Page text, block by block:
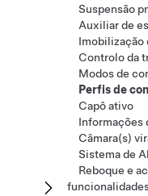
Suspensão
Auxiliar de
Imobilização
Controlo da
Modos de
Perfis de
Capô ativo
Informações
Câmara(s)
Sistema de
Reboque e